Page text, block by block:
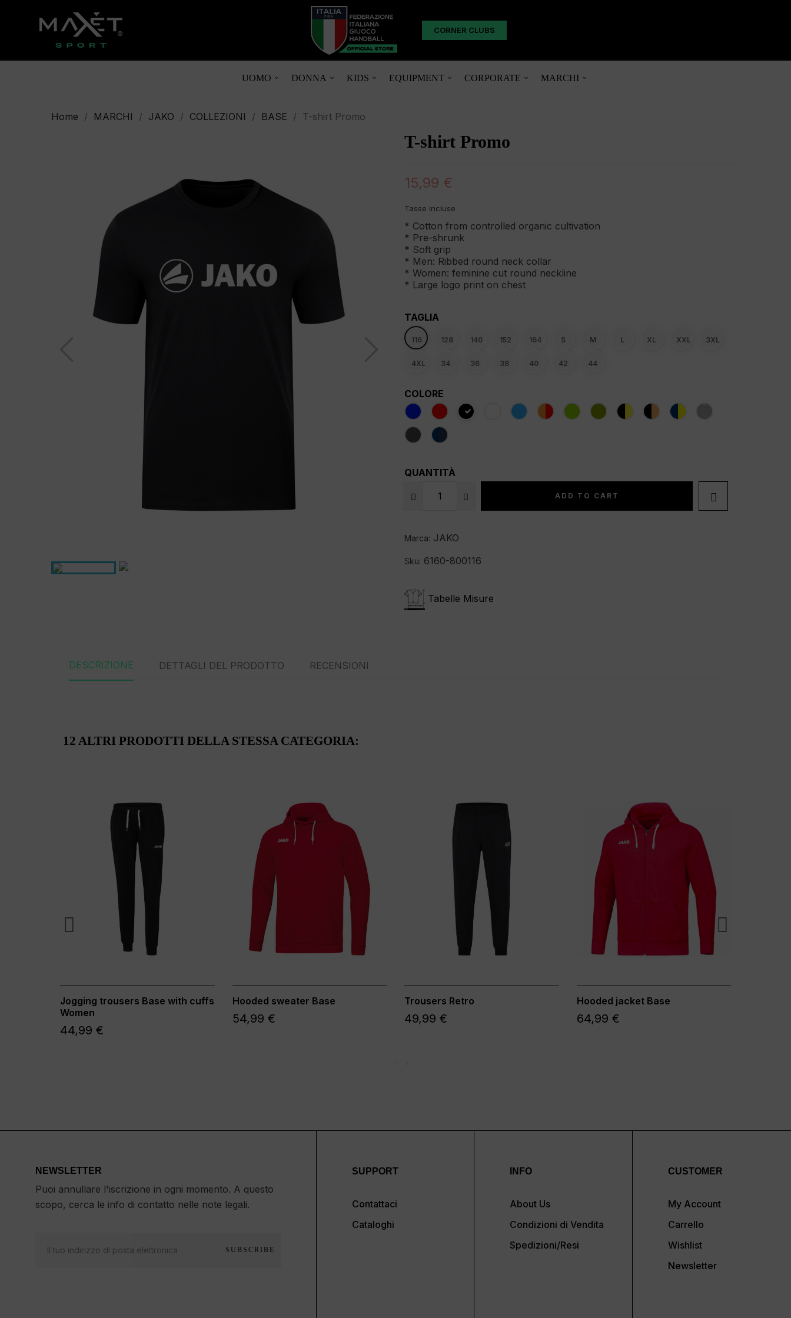
CORNER CLUBS
UOMO DONNA KIDS EQUIPMENT CORPORATE MARCHI
Home MARCHI JAKO COLLEZIONI BASE T-shirt Promo
T-shirt Promo
15,99 €
Tasse incluse
* Cotton from controlled organic cultivation
* Pre-shrunk
* Soft grip
* Men: Ribbed round neck collar
* Women: feminine cut round neckline
* Large logo print on chest
TAGLIA
116 128 140 152 164 S M L XL XXL 3XL
4XL 34 36 38 40 42 44
COLORE
QUANTITÀ
ADD TO CART 
Marca: JAKO
Sku: 6160-800116
Tabelle Misure
DESCRIZIONE DETTAGLI DEL PRODOTTO RECENSIONI
12 ALTRI PRODOTTI DELLA STESSA CATEGORIA:
Jogging trousers Base with cuffs
Women
44,99 €
Hooded sweater Base
54,99 €
Trousers Retro
49,99 €
Hooded jacket Base
64,99 €
NEWSLETTER
Puoi annullare l'iscrizione in ogni momento. A questo
scopo, cerca le info di contatto nelle note legali.
SUBSCRIBE
SUPPORT
Contattaci
Cataloghi
INFO
About Us
Condizioni di Vendita
Spedizioni/Resi
CUSTOMER
My Account
Carrello
Wishlist
Newsletter